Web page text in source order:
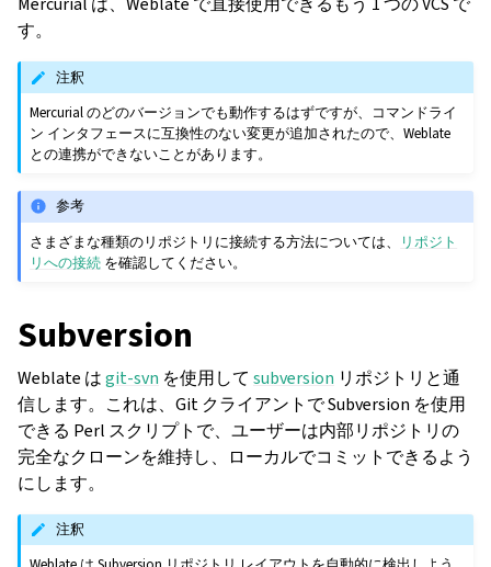
す。
注釈
Mercurial のどのバージョンでも動作するはずですが、コマンドライ
ン インタフェースに互換性のない変更が追加されたので、Weblate
との連携ができないことがあります。
参考
さまざまな種類のリポジトリに接続する方法については、
リポジト
リへの接続 を確認してください。
Subversion
Weblate はgit-svn を使用して subversion リポジトリと通
信します。これは、Git クライアントで Subversion を使用
できる Perl スクリプトで、ユーザーは内部リポジトリの
完全なクローンを維持し、ローカルでコミットできるよう
にします。
注釈